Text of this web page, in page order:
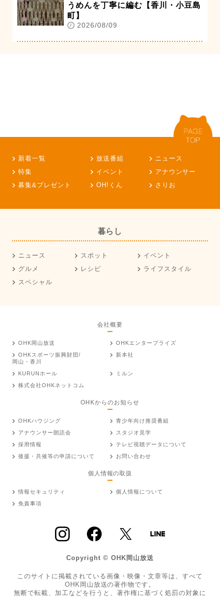
うめんを丁寧に編む【香川・小豆島
町】
2026/08/09
新着一覧 放送番組
ニュース
特集
イベント
アナウンサー
募集&プレゼント
OH!くん さりお
暮らし
ニュース スポット
イベント
グルメ
レシピ
ライフスタイル
スペシャル
会社概要
OHK岡山放送
OHKエンタープライズ
OHKスポーツ振興財団/
岡山・香川
新本社
KURUNホール
ミルン
株式会社OHKネットコム
OHKからのお知らせ
OHKハウジング
青少年向け推奨番組
アナウンサー朗読会
スタジオ見学
採用情報
テレビ視聴データについて
後援・共催等の申請について
お問い合わせ
個人情報の取扱
情報セキュリティ
個人情報について
免責事項
Copyright © OHK岡山放送
このサイトに掲載されている画像・映像・文章等は、すべて
OHK岡山放送の著作物です。
無断で転載、加工などを行うと、著作権に基づく処罰の対象に